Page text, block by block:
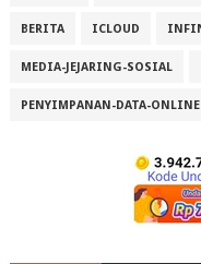
BERITA ICLOUD
MEDIA-JEJARING-SOSIAL
PENYIMPANAN-DATA-ONLINE